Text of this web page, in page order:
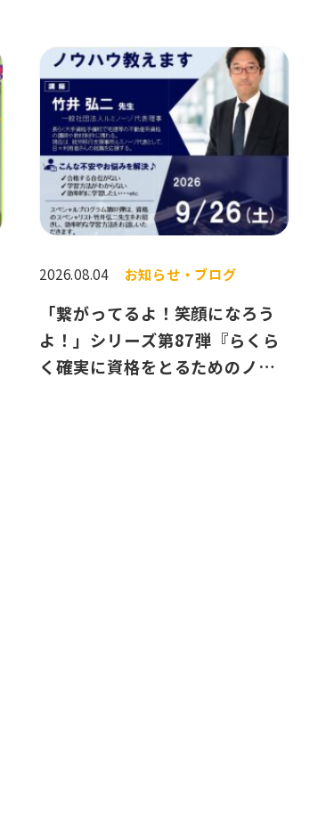
2026.08.04 お知らせ・ブログ
「繋がってるよ！笑顔になろう
よ！」シリーズ第87弾『らくら
く確実に資格をとるためのノウ